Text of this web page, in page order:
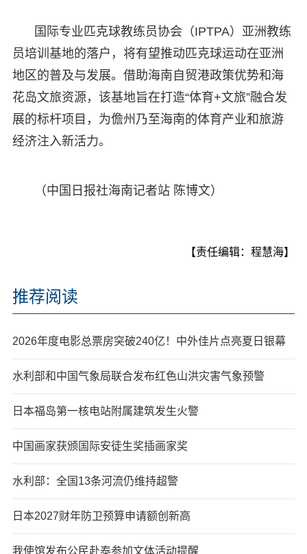
国际专业匹克球教练员协会（IPTPA）亚洲教练
员培训基地的落户，将有望推动匹克球运动在亚洲
地区的普及与发展。借助海南自贸港政策优势和海
花岛文旅资源，该基地旨在打造“体育+文旅”融合发
展的标杆项目，为儋州乃至海南的体育产业和旅游
经济注入新活力。
（中国日报社海南记者站 陈博文）
【责任编辑：程慧海】
推荐阅读
2026年度电影总票房突破240亿！中外佳片点亮夏日银幕
水利部和中国气象局联合发布红色山洪灾害气象预警
日本福岛第一核电站附属建筑发生火警
中国画家获颁国际安徒生奖插画家奖
水利部：全国13条河流仍维持超警
日本2027财年防卫预算申请额创新高
我使馆发布公民赴泰参加文体活动提醒